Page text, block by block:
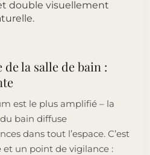
double visuellement
de la salle de bain :
est le plus amplifié – la
bain diffuse
dans tout l’espace. C’est
un point de vigilance :